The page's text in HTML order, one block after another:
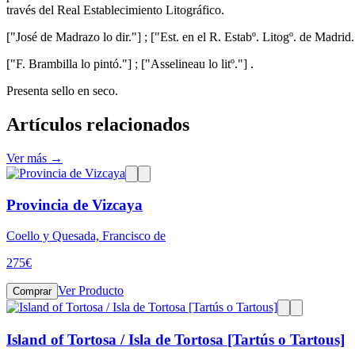
través del Real Establecimiento Litográfico.
["José de Madrazo lo dir."] ; ["Est. en el R. Estabº. Litogº. de
["F. Brambilla lo pintó."] ; ["Asselineau lo litº."] .
Presenta sello en seco.
Artículos relacionados
Ver más →
Provincia de Vizcaya
Coello y Quesada, Francisco de
275€
Comprar Ver Producto
Island of Tortosa / Isla de Tortosa [Tartús o Tartous]